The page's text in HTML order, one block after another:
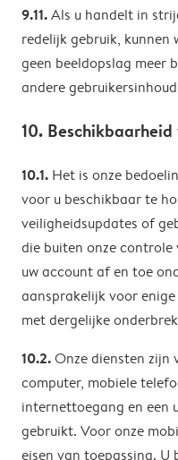
9.11.Als u handelt in
redelijk gebruik, kunnen
geen beeldopslag meer
andere
10.
10.1. Het is onze
voor u beschikbaar te
veiligheidsupdates of
die buiten onze controle
uw account af en toe
aansprakelijk voor
met dergelijke
10.2.Onze diensten zijn
computer, mobiele
internettoegang en een
gebruikt. Voor onze
eisen van toepassing.